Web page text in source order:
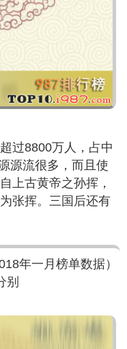
过8800万人，占中
源流很多，而且使
上古黄帝之孙挥，
张挥。三国后还有
年一月榜单数据）
别